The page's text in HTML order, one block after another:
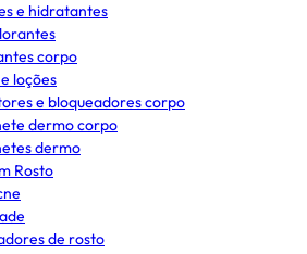
e hidratantes
corpo
loções
e bloqueadores corpo
dermo corpo
dermo
Rosto
de rosto